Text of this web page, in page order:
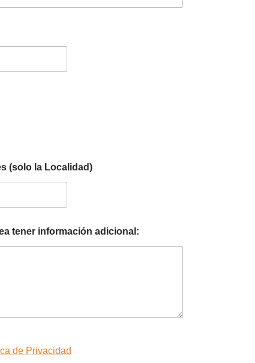
(solo la Localidad)
tener información adicional:
de Privacidad